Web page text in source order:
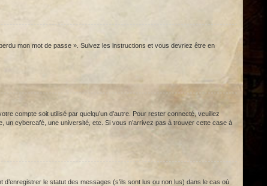
mon mot de passe ». Suivez les instructions et vous devriez être en
compte soit utilisé par quelqu’un d’autre. Pour rester connecté, veuillez
un cybercafé, une université, etc. Si vous n’arrivez pas à trouver cette case à
le statut des messages (s’ils sont lus ou non lus) dans le cas où